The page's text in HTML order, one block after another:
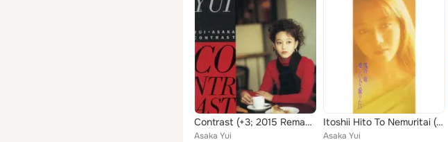
Contrast (+3; 2015 Remaster)
Asaka Yui
Itoshii Hito To Nemuritai (2015 Remaster)
Asaka Yui